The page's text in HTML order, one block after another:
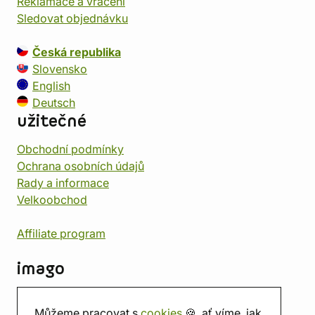
Sledovat objednávku
Česká republika
Slovensko
English
Deutsch
užitečné
Obchodní podmínky
Ochrana osobních údajů
Rady a informace
Velkoobchod
Affiliate program
imago